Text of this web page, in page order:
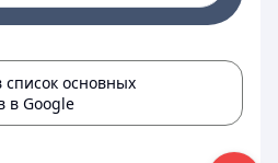
список основных
в Google